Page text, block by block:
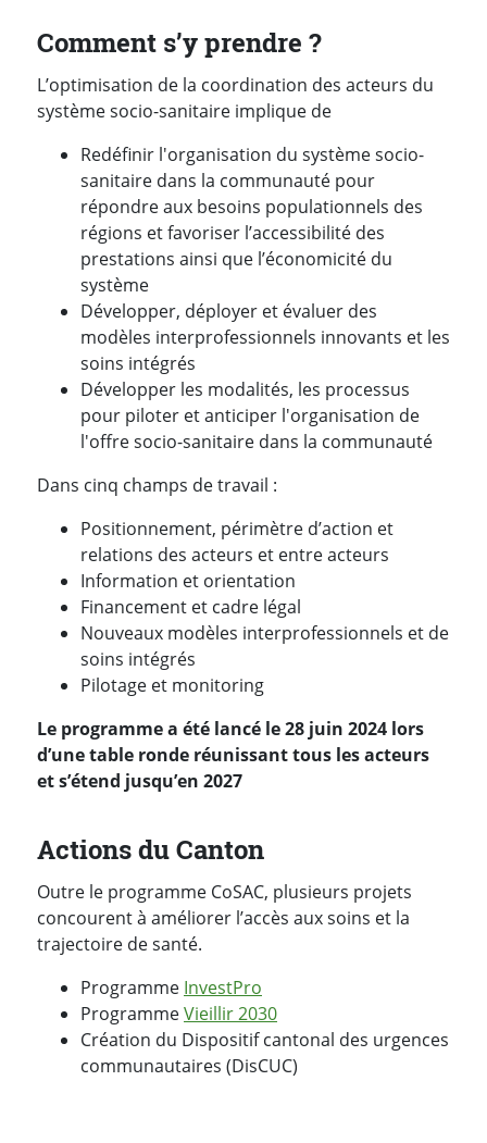
Comment s’y prendre ?
L’optimisation de la coordination des acteurs du
système socio-sanitaire implique de
Redéfinir l'organisation du système socio-
sanitaire dans la communauté pour
répondre aux besoins populationnels des
régions et favoriser l’accessibilité des
prestations ainsi que l’économicité du
système
Développer, déployer et évaluer des
modèles interprofessionnels innovants et les
soins intégrés
Développer les modalités, les processus
pour piloter et anticiper l'organisation de
l'offre socio-sanitaire dans la communauté
Dans cinq champs de travail :
Positionnement, périmètre d’action et
relations des acteurs et entre acteurs
Information et orientation
Financement et cadre légal
Nouveaux modèles interprofessionnels et de
soins intégrés
Pilotage et monitoring
Le programme a été lancé le 28 juin 2024 lors
d’une table ronde réunissant tous les acteurs
et s’étend jusqu’en 2027
Actions du Canton
Outre le programme CoSAC, plusieurs projets
concourent à améliorer l’accès aux soins et la
trajectoire de santé.
Programme InvestPro
ProgrammeVieillir 2030
Création du Dispositif cantonal des urgences
communautaires (DisCUC)